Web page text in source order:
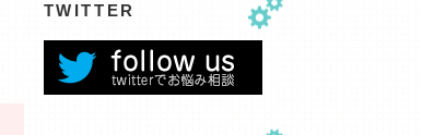
TWITTER